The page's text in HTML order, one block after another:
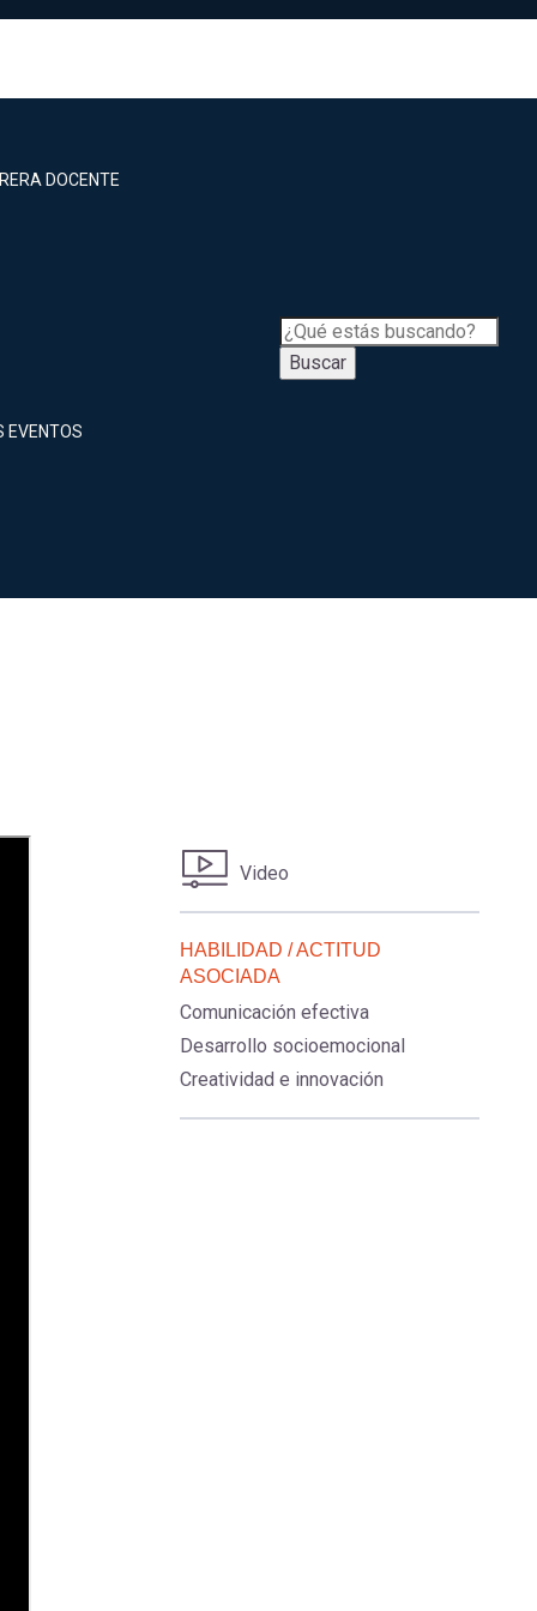
DOCENTE
EVENTOS
Buscar
Video
HABILIDAD / ACTITUD
ASOCIADA
Comunicación efectiva
Desarrollo socioemocional
Creatividad e innovación